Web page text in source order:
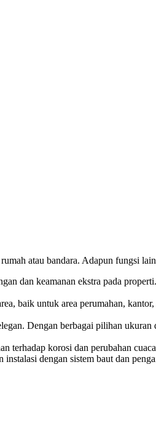
atau bandara. Adapun fungsi
dan keamanan ekstra pada
baik untuk area perumahan,
Dengan berbagai pilihan
terhadap korosi dan perubahan
dengan sistem baut dan